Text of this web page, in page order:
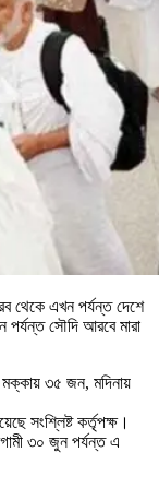
থেকে এখন পর্যন্ত দেশে
পর্যন্ত সৌদি আরবে মারা
৩৫ জন, মদিনায়
সংশ্লিষ্ট কর্তৃপক্ষ।
৩০ জুন পর্যন্ত এ